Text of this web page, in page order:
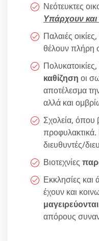
Νεότευκτες
Υπάρχουν και
Παλαιές
θέλουν πλήρη
καθίζηση οι
αποτέλεσμα
αλλά και
Σχολεία, όπου
προφυλακτικά.
διευθυντές/
Βιοτεχνίες
Εκκλησίες και
έχουν και
απόρους